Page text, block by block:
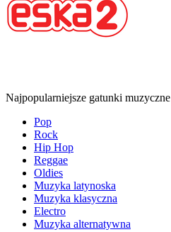
Najpopularniejsze gatunki muzyczne
Pop
Rock
Hip Hop
Reggae
Oldies
Muzyka latynoska
Muzyka klasyczna
Electro
Muzyka alternatywna